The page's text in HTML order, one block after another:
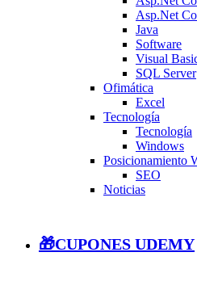
Asp.Net
Java
Software
Visual
SQL Server
Ofimática
Excel
Tecnología
Tecnología
Windows
Posicionamiento
SEO
Noticias
🎁CUPONES UDEMY